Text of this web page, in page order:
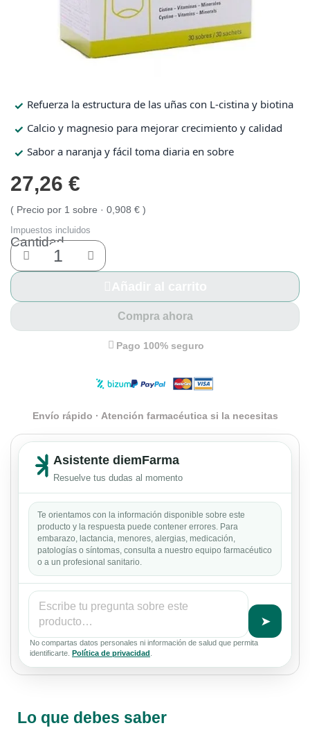
Protección solar
Óptica
Salud
Protección solar
Óptica
Salud
Refuerza la estructura de las uñas con L‑cistina y biotina
Calcio y magnesio para mejorar crecimiento y calidad
Sabor a naranja y fácil toma diaria en sobre
27,26 €
Precio por 1 sobre · 0,908 €
Impuestos incluidos
Cantidad
Compra ahora
Pago 100% seguro
Envío rápido · Atención farmacéutica si la necesitas
Asistente diemFarma
Resuelve tus dudas al momento
Te orientamos con la información disponible sobre este
producto y la respuesta puede contener errores. Para
embarazo, lactancia, menores, alergias, medicación,
patologías o síntomas, consulta a nuestro equipo farmacéutico
o a un profesional sanitario.
➤
No compartas datos personales ni información de salud que permita
identificarte.
Política de privacidad
Lo que debes saber